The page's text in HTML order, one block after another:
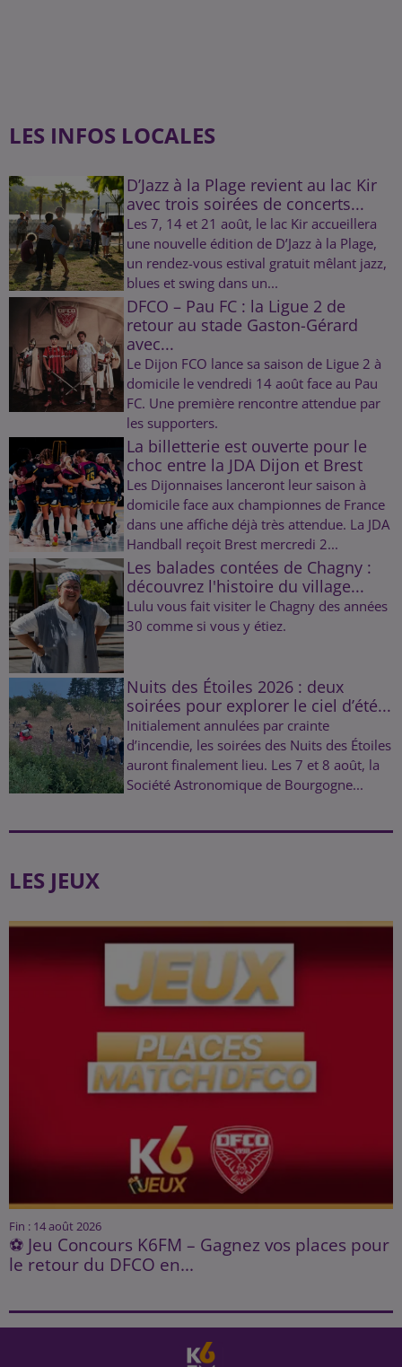
LES INFOS LOCALES
D’Jazz à la Plage revient au lac Kir
avec trois soirées de concerts...
Les 7, 14 et 21 août, le lac Kir accueillera
une nouvelle édition de D’Jazz à la Plage,
un rendez-vous estival gratuit mêlant jazz,
blues et swing dans un...
DFCO – Pau FC : la Ligue 2 de
retour au stade Gaston-Gérard
avec...
Le Dijon FCO lance sa saison de Ligue 2 à
domicile le vendredi 14 août face au Pau
FC. Une première rencontre attendue par
les supporters.
La billetterie est ouverte pour le
choc entre la JDA Dijon et Brest
Les Dijonnaises lanceront leur saison à
domicile face aux championnes de France
dans une affiche déjà très attendue. La JDA
Handball reçoit Brest mercredi 2...
Les balades contées de Chagny :
découvrez l'histoire du village...
Lulu vous fait visiter le Chagny des années
30 comme si vous y étiez.
Nuits des Étoiles 2026 : deux
soirées pour explorer le ciel d’été...
Initialement annulées par crainte
d’incendie, les soirées des Nuits des Étoiles
auront finalement lieu. Les 7 et 8 août, la
Société Astronomique de Bourgogne...
LES JEUX
Fin : 14 août 2026
⚽ Jeu Concours K6FM – Gagnez vos places pour
le retour du DFCO en...